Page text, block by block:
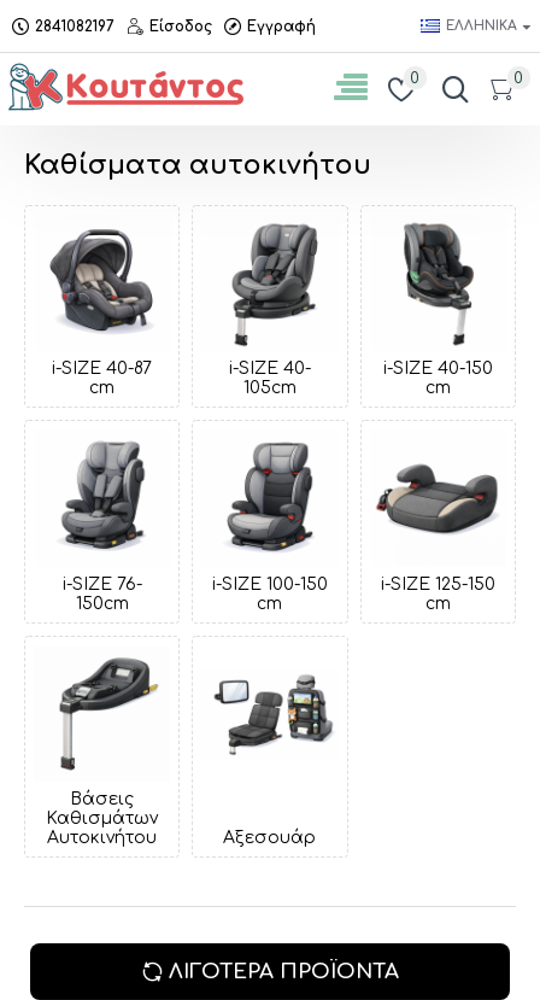
2841082197 Είσοδος Εγγραφή ΕΛΛΗΝΙΚΆ
0 0
Καθίσματα αυτοκινήτου
i-SIZE 40-87
cm
i-SIZE 40-
105cm
i-SIZE 40-150
cm
i-SIZE 76-
150cm
i-SIZE 100-150
cm
i-SIZE 125-150
cm
Βάσεις
Καθισμάτων
Αυτοκινήτου
Αξεσουάρ
ΛΙΓΌΤΕΡΑ ΠΡΟΪΌΝΤΑ